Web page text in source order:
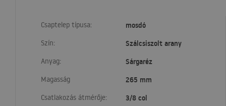
Csaptelep típusa: mosdó
Szín: Szálcsiszolt arany
Anyag: Sárgaréz
Magasság 265 mm
Csatlakozás átmérője: 3/8 col